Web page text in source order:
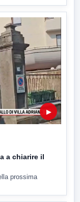
▶
a chiarire il
prossima